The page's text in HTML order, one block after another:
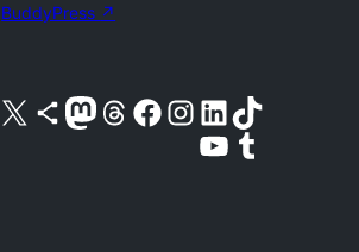
BuddyPress ↗
Visite a nossa conta X (antigo Twitter)
Visit our Bluesky account
Visit our Mastodon account
Visit our Threads account
Visite a nossa página do Facebook
Visite a nossa conta no Instagram
Visite a nossa conta no LinkedIn
Visit our TikTok account
Visit our YouTube channel
Visit our Tumblr account